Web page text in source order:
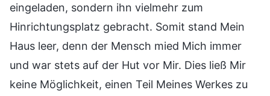
eingeladen, sondern ihn vielmehr zum
Hinrichtungsplatz gebracht. Somit stand Mein
Haus leer, denn der Mensch mied Mich immer
und war stets auf der Hut vor Mir. Dies ließ Mir
keine Möglichkeit, einen Teil Meines Werkes zu